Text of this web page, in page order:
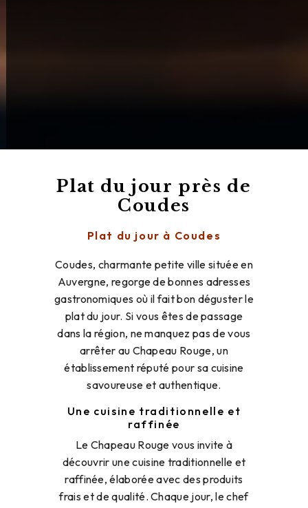
Plat du jour près de
Coudes
Plat du jour à Coudes
Coudes, charmante petite ville située en
Auvergne, regorge de bonnes adresses
gastronomiques où il fait bon déguster le
plat du jour. Si vous êtes de passage
dans la région, ne manquez pas de vous
arrêter au Chapeau Rouge, un
établissement réputé pour sa cuisine
savoureuse et authentique.
Une cuisine traditionnelle et
raffinée
Le Chapeau Rouge vous invite à
découvrir une cuisine traditionnelle et
raffinée, élaborée avec des produits
frais et de qualité. Chaque jour, le chef